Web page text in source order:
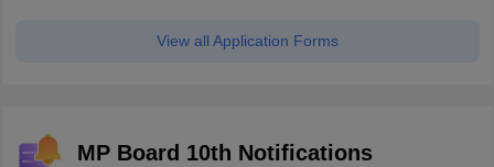
View all Application Forms
MP Board 10th Notifications